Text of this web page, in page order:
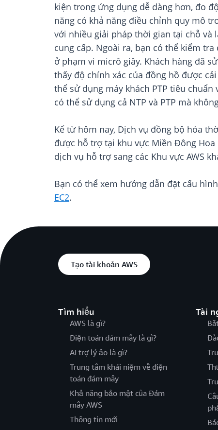
kiện trong ứng dụng dễ dàng hơn, đo
năng có khả năng điều chỉnh quy mô
với nhiều giải pháp thời gian tại chỗ và
cung cấp. Ngoài ra, bạn có thể kiểm
ở phạm vi micrô giây. Khách hàng đã
thấy độ chính xác của đồng hồ được
thể sử dụng máy khách PTP tiêu
có thể sử dụng cả NTP và PTP mà
Kể từ hôm nay, Dịch vụ đồng bộ hóa
được hỗ trợ tại khu vực Miền Đông Hoa
dịch vụ hỗ trợ sang các Khu vực AWS
Bạn có thể xem hướng dẫn đặt cấu
EC2.
Tạo tài khoản AWS
Tìm hiểu
AWS là gì?
Điện toán đám mây là gì?
AI trợ lý ảo là gì?
Trung tâm khái niệm về điện
toán đám mây
Khả năng bảo mật của Đám
mây AWS
Thông tin mới
Tài